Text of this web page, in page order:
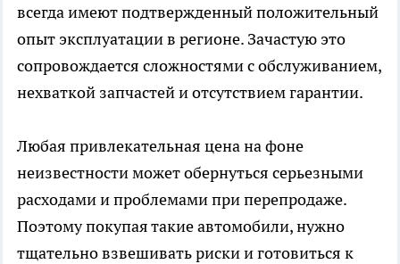
всегда имеют подтвержденный положительный
опыт эксплуатации в регионе. Зачастую это
сопровождается сложностями с обслуживанием,
нехваткой запчастей и отсутствием гарантии.
Любая привлекательная цена на фоне
неизвестности может обернуться серьезными
расходами и проблемами при перепродаже.
Поэтому покупая такие автомобили, нужно
тщательно взвешивать риски и готовиться к